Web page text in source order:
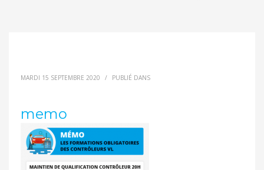
MARDI 15 SEPTEMBRE 2020 / PUBLIÉ DANS
memo